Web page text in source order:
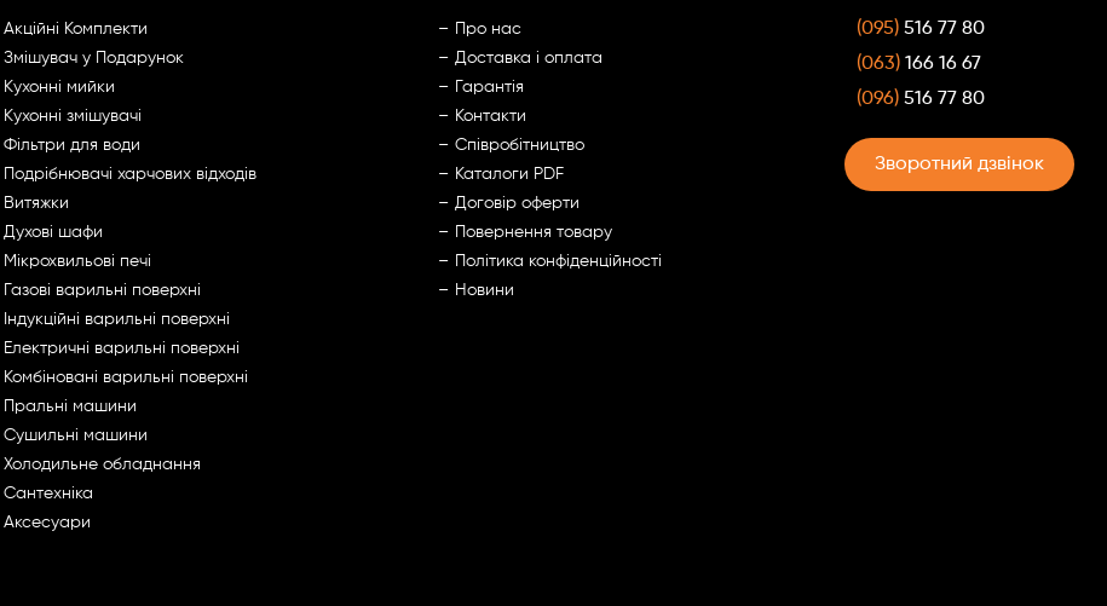
Акційні Комплекти
Змішувач у Подарунок
Кухонні мийки
Кухонні змішувачі
Фільтри для води
Подрібнювачі харчових відходів
Витяжки
Духові шафи
Мікрохвильові печі
Газові варильні поверхні
Індукційні варильні поверхні
Електричні варильні поверхні
Комбіновані варильні поверхні
Пральні машини
Сушильні машини
Холодильне обладнання
Сантехніка
Аксесуари
Про нас
Доставка і оплата
Гарантія
Контакти
Cпівробітництво
Каталоги PDF
Договір оферти
Повернення товару
Політика конфіденційності
Новини
(095) 516 77 80
(063) 166 16 67
(096) 516 77 80
Зворотний дзвінок